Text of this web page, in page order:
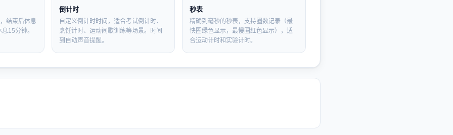
结束后休息
15分钟。
倒计时
自定义倒计时时间，适合考试倒计时、
烹饪计时、运动间歇训练等场景。时间
到自动声音提醒。
秒表
精确到毫秒的秒表，支持圈数记录（最
快圈绿色显示，最慢圈红色显示），适
合运动计时和实验计时。